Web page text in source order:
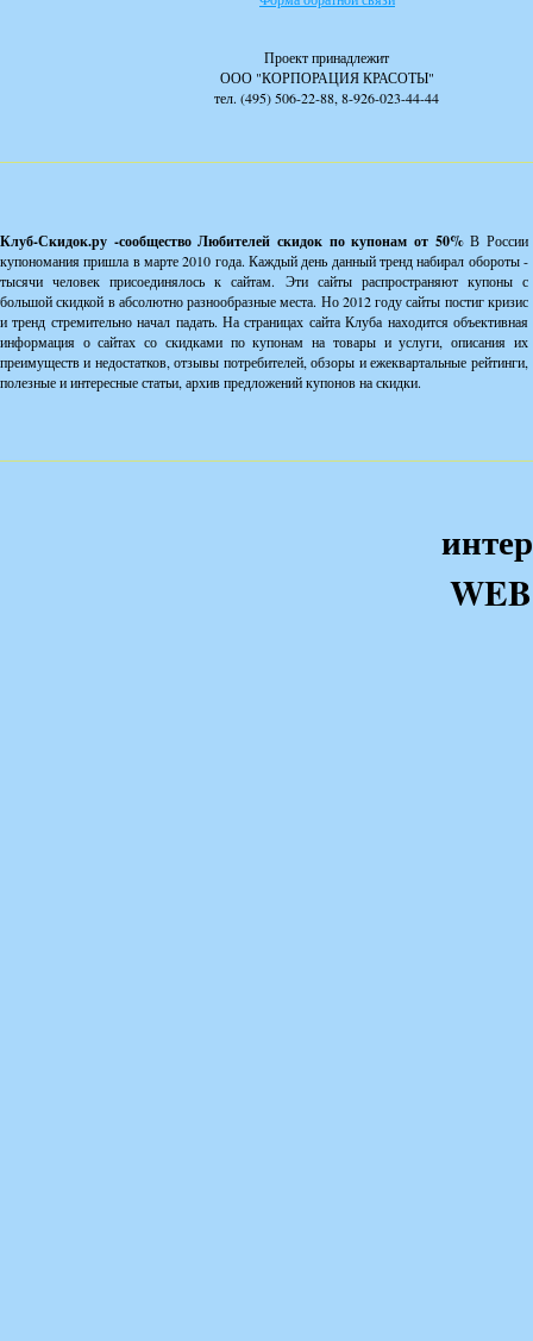
не был
автомобиля и не
никаких
условия акции –
счетах
желании
на это
личное
аудитории.
потратит
Проект принадлежит
ООО "КОРПОРАЦИЯ КРАСОТЫ"
тел. (495) 506-22-88, 8-926-023-44-44
Клуб-Скидок.ру -сообщество Любителей скидок по купонам от 50%В России
купономания пришла в марте 2010 года. Каждый день данный тренд набирал обороты -
тысячи человек присоединялось к сайтам. Эти сайты распространяют купоны с
большой скидкой в абсолютно разнообразные места. Но 2012 году сайты постиг кризис
и тренд стремительно начал падать. На страницах сайта Клуба находится объективная
информация о сайтах со скидками по купонам на товары и услуги, описания их
преимуществ и недостатков, отзывы потребителей, обзоры и ежеквартальные рейтинги,
полезные и интересные статьи, архив предложений купонов на скидки.